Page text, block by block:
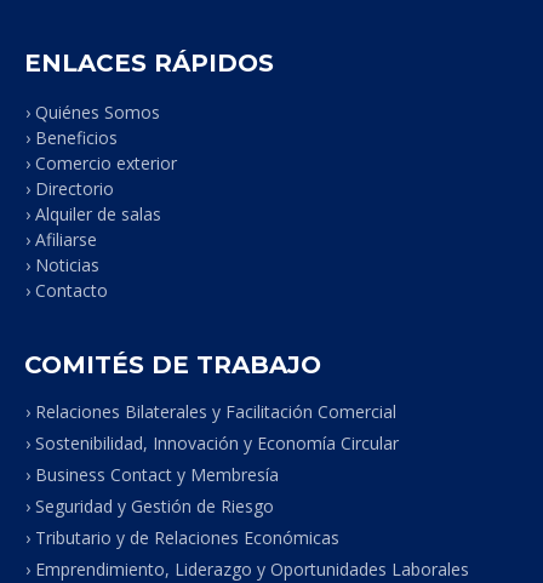
ENLACES RÁPIDOS
› Quiénes Somos
› Beneficios
› Comercio exterior
› Directorio
› Alquiler de salas
› Afiliarse
› Noticias
› Contacto
COMITÉS DE TRABAJO
› Relaciones Bilaterales y Facilitación Comercial
› Sostenibilidad, Innovación y Economía Circular
› Business Contact y Membresía
› Seguridad y Gestión de Riesgo
› Tributario y de Relaciones Económicas
› Emprendimiento, Liderazgo y Oportunidades Laborales